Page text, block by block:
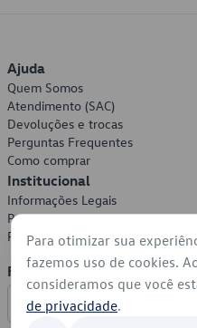
Ajuda
Quem Somos
Atendimento (SAC)
Devoluções e trocas
Perguntas Frequentes
Como comprar
Institucional
Informações Legais
Política de Privacidade
Política de Cookies
Formas de Pagamento
Para otimizar sua
fazemos uso de cookies.
consideramos que você
de privacidade.